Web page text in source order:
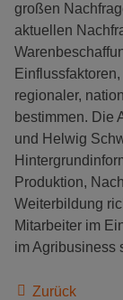
großen
aktuellen
regionaler,
bestimmen. Die
und Helwig
Produktion,
Weiterbildung
Mitarbeiter im
im Agribusiness
Zurück